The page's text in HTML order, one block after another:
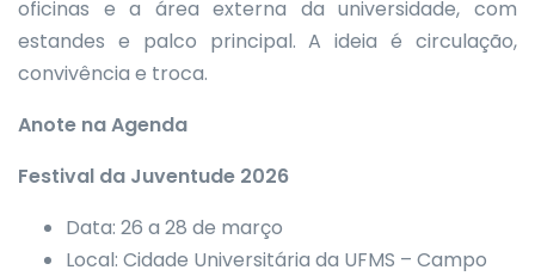
oficinas e a área externa da universidade, com
estandes e palco principal. A ideia é circulação,
convivência e troca.
Anote na Agenda
Festival da Juventude 2026
Data: 26 a 28 de março
Local: Cidade Universitária da UFMS – Campo